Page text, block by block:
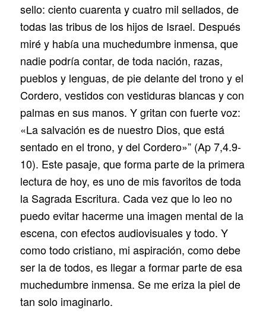
sello: ciento cuarenta y cuatro mil sellados, de
todas las tribus de los hijos de Israel. Después
miré y había una muchedumbre inmensa, que
nadie podría contar, de toda nación, razas,
pueblos y lenguas, de pie delante del trono y el
Cordero, vestidos con vestiduras blancas y con
palmas en sus manos. Y gritan con fuerte voz:
«La salvación es de nuestro Dios, que está
sentado en el trono, y del Cordero»” (Ap 7,4.9-
10). Este pasaje, que forma parte de la primera
lectura de hoy, es uno de mis favoritos de toda
la Sagrada Escritura. Cada vez que lo leo no
puedo evitar hacerme una imagen mental de la
escena, con efectos audiovisuales y todo. Y
como todo cristiano, mi aspiración, como debe
ser la de todos, es llegar a formar parte de esa
muchedumbre inmensa. Se me eriza la piel de
tan solo imaginarlo.